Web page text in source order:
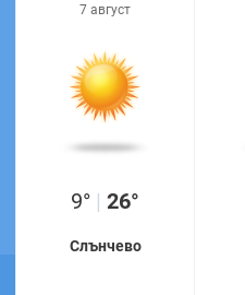
7 август
9° | 26°
Слънчево